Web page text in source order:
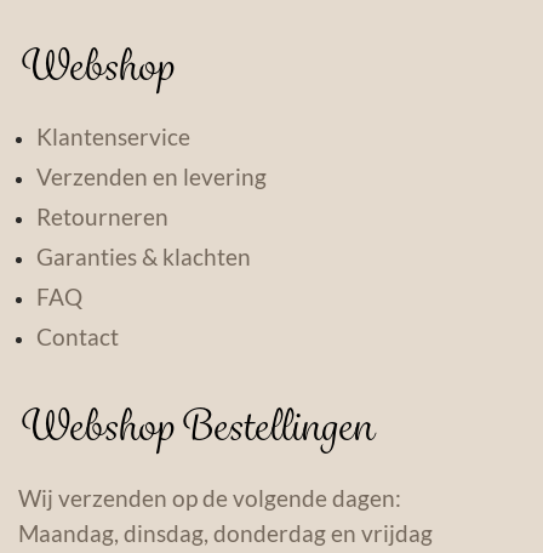
Webshop
Klantenservice
Verzenden en levering
Retourneren
Garanties & klachten
FAQ
Contact
Webshop Bestellingen
Wij verzenden op de volgende dagen:
Maandag, dinsdag, donderdag en vrijdag